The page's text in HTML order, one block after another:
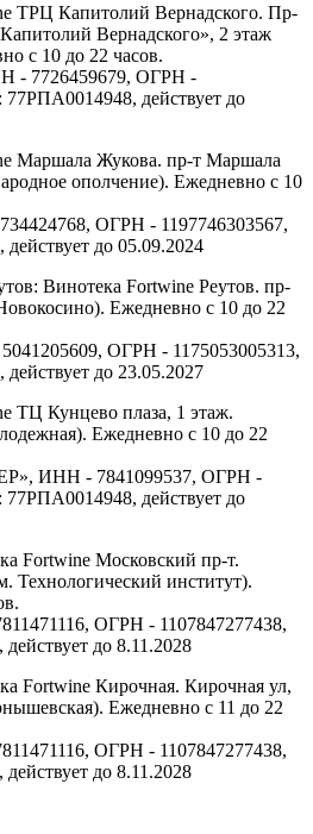
ТРЦ Капитолий Вернадского. Пр-
Вернадского», 2 этаж
с 10 до 22 часов.
7726459679, ОГРН -
77РПА0014948, действует до
Маршала Жукова. пр-т Маршала
ополчение). Ежедневно с 10
ОГРН - 1197746303567,
до 05.09.2024
Винотека Fortwine Реутов. пр-
Ежедневно с 10 до 22
ОГРН - 1175053005313,
до 23.05.2027
ТЦ Кунцево плаза, 1 этаж.
Ежедневно с 10 до 22
ИНН - 7841099537, ОГРН -
77РПА0014948, действует до
Fortwine Московский пр-т.
Технологический институт).
ОГРН - 1107847277438,
до 8.11.2028
Fortwine Кирочная. Кирочная ул,
Ежедневно с 11 до 22
ОГРН - 1107847277438,
до 8.11.2028